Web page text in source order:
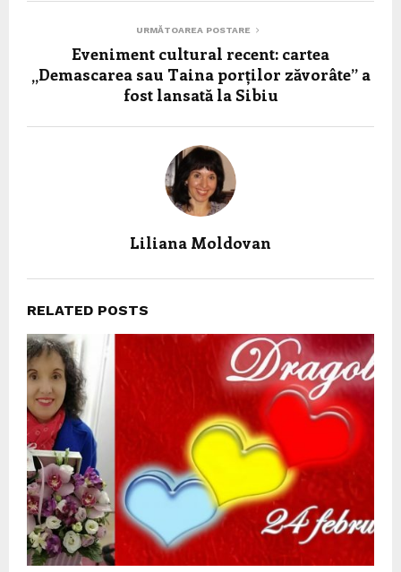
URMĂTOAREA POSTARE
Eveniment cultural recent: cartea
„Demascarea sau Taina porților zăvorâte” a
fost lansată la Sibiu
Liliana Moldovan
RELATED POSTS